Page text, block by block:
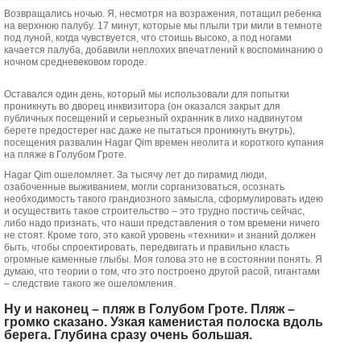
Возвращались ночью. Я, несмотря на возражения, потащил ребенка
на верхнюю палубу. 17 минут, которые мы плыли три мили в темноте
под луной, когда чувствуется, что стоишь высоко, а под ногами
качается палуба, добавили неплохих впечатлений к воспоминанию о
ночном средневековом городе.
Оставался один день, который мы использовали для попытки
проникнуть во дворец инквизитора (он оказался закрыт для
публичных посещений и серьезный охранник в лихо надвинутом
берете предостерег нас даже не пытаться проникнуть внутрь),
посещения развалин Hagar Qim времен неолита и короткого купания
на пляже в Голубом Гроте.
Hagar Qim ошеломляет. За тысячу лет до пирамид люди,
озабоченные выживанием, могли сорганизоваться, осознать
необходимость такого грандиозного замысла, сформулировать идею
и осуществить такое строительство – это трудно постичь сейчас,
либо надо признать, что наши представления о том времени ничего
не стоят. Кроме того, это какой уровень «техники» и знаний должен
быть, чтобы спроектировать, передвигать и правильно класть
огромные каменные глыбы. Моя голова это не в состоянии понять. Я
думаю, что теории о том, что это построено другой расой, гигантами
– следствие такого же ошеломления.
Ну и наконец – пляж в Голубом Гроте. Пляж –
громко сказано. Узкая каменистая полоска вдоль
берега. Глубина сразу очень большая.